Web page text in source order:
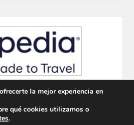
la mejor experiencia en
qué cookies utilizamos o
.